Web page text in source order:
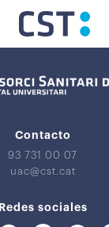
Contacto
93 731 00 07
uac@cst.cat
Redes sociales